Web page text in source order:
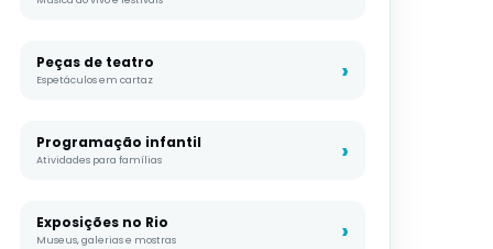
Peças de teatro
Espetáculos em cartaz
Programação infantil
Atividades para famílias
Exposições no Rio
Museus, galerias e mostras